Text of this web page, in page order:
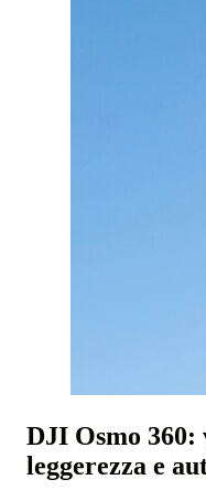
DJI Osmo 360:
leggerezza e